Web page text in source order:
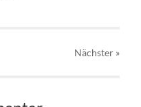
Nächster »